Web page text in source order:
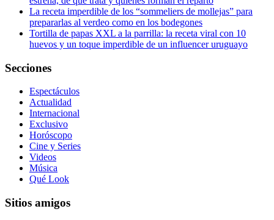
La receta imperdible de los “sommeliers de mollejas” para
prepararlas al verdeo como en los bodegones
Tortilla de papas XXL a la parrilla: la receta viral con 10
huevos y un toque imperdible de un influencer uruguayo
Secciones
Espectáculos
Actualidad
Internacional
Exclusivo
Horóscopo
Cine y Series
Videos
Música
Qué Look
Sitios amigos